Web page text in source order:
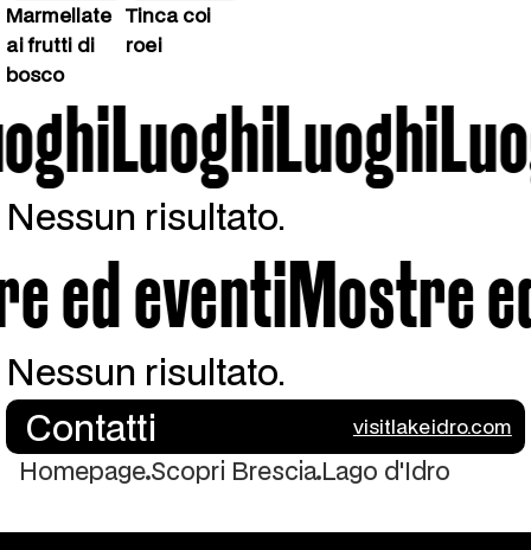
Marmellate
ai frutti di
bosco
Tinca coi
roei
Luoghi
LuoghiLuoghi
Nessun risultato.
Mostre ed eventi
eventiMostre ed
Nessun risultato.
Contatti
visitlakeidro.com
HomepageScopri Brescia Lago d'Idro